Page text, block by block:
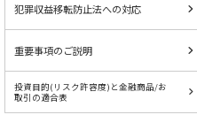
犯罪収益移転防止法への対応
重要事項のご説明
投資目的(リスク許容度)と金融商品/お
取引の適合表